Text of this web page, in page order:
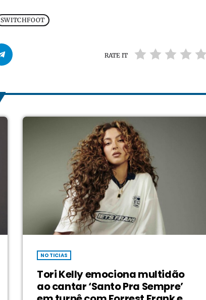
SWITCHFOOT
RATE IT
NOTICIAS
Tori Kelly emociona multidão
ao cantar ‘Santo Pra Sempre’